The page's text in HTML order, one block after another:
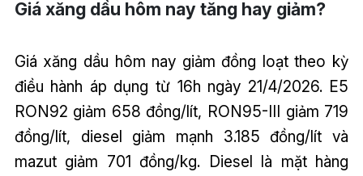
Giá xăng dầu hôm nay tăng hay giảm?
Giá xăng dầu hôm nay giảm đồng loạt theo kỳ
điều hành áp dụng từ 16h ngày 21/4/2026. E5
RON92 giảm 658 đồng/lít, RON95-III giảm 719
đồng/lít, diesel giảm mạnh 3.185 đồng/lít và
mazut giảm 701 đồng/kg. Diesel là mặt hàng